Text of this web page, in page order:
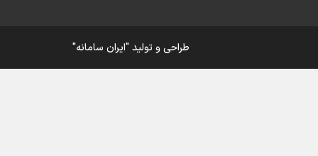
طراحی و تولید"ایران سامانه"